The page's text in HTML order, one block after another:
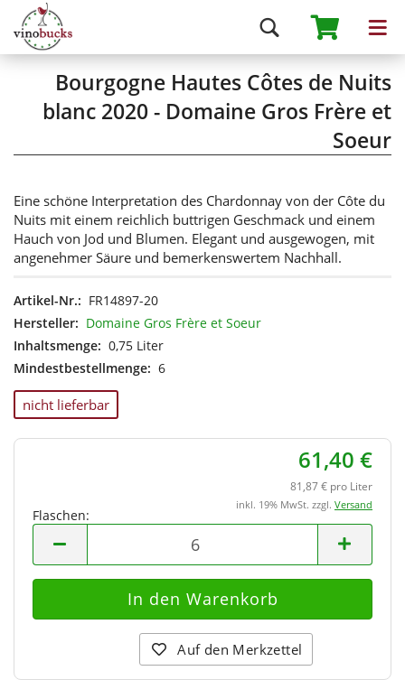
Bourgogne Hautes Côtes de Nuits
blanc 2020 - Domaine Gros Frère et
Soeur
Eine schöne Interpretation des Chardonnay von der Côte du
Nuits mit einem reichlich buttrigen Geschmack und einem
Hauch von Jod und Blumen. Elegant und ausgewogen, mit
angenehmer Säure und bemerkenswertem Nachhall.
Artikel-Nr.: FR14897-20
Hersteller: Domaine Gros Frère et Soeur
Inhaltsmenge: 0,75 Liter
Mindestbestellmenge: 6
nicht lieferbar
61,40 €
81,87 € pro Liter
inkl. 19% MwSt. zzgl. Versand
Flaschen:
Flaschen
Auf den Merkzettel